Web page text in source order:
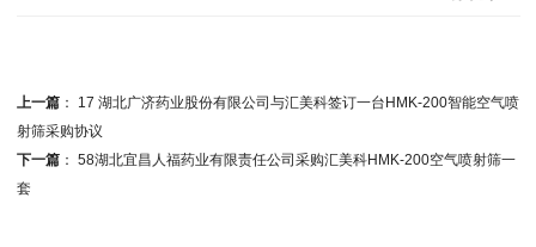
上一篇：
17 湖北广济药业股份有限公司与汇美科签订一台HMK-200智能空气喷
射筛采购协议
下一篇： 58湖北宜昌人福药业有限责任公司采购汇美科HMK-200空气喷射筛一
套